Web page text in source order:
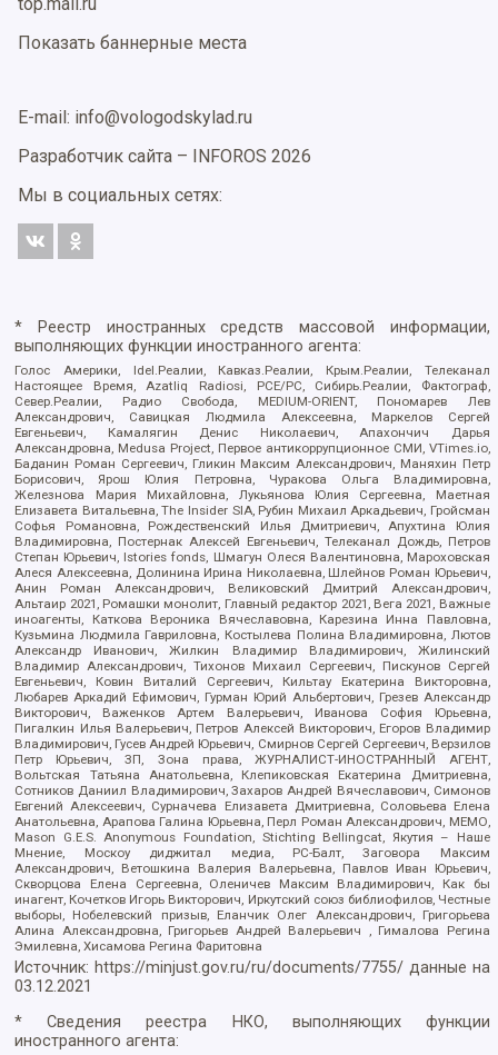
Показать баннерные места
E-mail: info@vologodskylad.ru
Разработчик сайта – INFOROS 2026
Мы в социальных сетях:
* Реестр иностранных средств массовой информации,
выполняющих функции иностранного агента:
Голос Америки, Idel.Реалии, Кавказ.Реалии, Крым.Реалии, Телеканал
Настоящее Время, Azatliq Radiosi, PCE/PC, Сибирь.Реалии, Фактограф,
Север.Реалии, Радио Свобода, MEDIUM-ORIENT, Пономарев Лев
Александрович, Савицкая Людмила Алексеевна, Маркелов Сергей
Евгеньевич, Камалягин Денис Николаевич, Апахончич Дарья
Александровна, Medusa Project, Первое антикоррупционное СМИ, VTimes.io,
Баданин Роман Сергеевич, Гликин Максим Александрович, Маняхин Петр
Борисович, Ярош Юлия Петровна, Чуракова Ольга Владимировна,
Железнова Мария Михайловна, Лукьянова Юлия Сергеевна, Маетная
Елизавета Витальевна, The Insider SIA, Рубин Михаил Аркадьевич, Гройсман
Софья Романовна, Рождественский Илья Дмитриевич, Апухтина Юлия
Владимировна, Постернак Алексей Евгеньевич, Телеканал Дождь, Петров
Степан Юрьевич, Istories fonds, Шмагун Олеся Валентиновна, Мароховская
Алеся Алексеевна, Долинина Ирина Николаевна, Шлейнов Роман Юрьевич,
Анин Роман Александрович, Великовский Дмитрий Александрович,
Альтаир 2021, Ромашки монолит, Главный редактор 2021, Вега 2021, Важные
иноагенты, Каткова Вероника Вячеславовна, Карезина Инна Павловна,
Кузьмина Людмила Гавриловна, Костылева Полина Владимировна, Лютов
Александр Иванович, Жилкин Владимир Владимирович, Жилинский
Владимир Александрович, Тихонов Михаил Сергеевич, Пискунов Сергей
Евгеньевич, Ковин Виталий Сергеевич, Кильтау Екатерина Викторовна,
Любарев Аркадий Ефимович, Гурман Юрий Альбертович, Грезев Александр
Викторович, Важенков Артем Валерьевич, Иванова София Юрьевна,
Пигалкин Илья Валерьевич, Петров Алексей Викторович, Егоров Владимир
Владимирович, Гусев Андрей Юрьевич, Смирнов Сергей Сергеевич, Верзилов
Петр Юрьевич, ЗП, Зона права, ЖУРНАЛИСТ-ИНОСТРАННЫЙ АГЕНТ,
Вольтская Татьяна Анатольевна, Клепиковская Екатерина Дмитриевна,
Сотников Даниил Владимирович, Захаров Андрей Вячеславович, Симонов
Евгений Алексеевич, Сурначева Елизавета Дмитриевна, Соловьева Елена
Анатольевна, Арапова Галина Юрьевна, Перл Роман Александрович, МЕМО,
Mason G.E.S. Anonymous Foundation, Stichting Bellingcat, Якутия – Наше
Мнение, Москоу диджитал медиа, РС-Балт, Заговора Максим
Александрович, Ветошкина Валерия Валерьевна, Павлов Иван Юрьевич,
Скворцова Елена Сергеевна, Оленичев Максим Владимирович, Как бы
инагент, Кочетков Игорь Викторович, Иркутский союз библиофилов, Честные
выборы, Нобелевский призыв, Еланчик Олег Александрович, Григорьева
Алина Александровна, Григорьев Андрей Валерьевич , Гималова Регина
Эмилевна, Хисамова Регина Фаритовна
Источник: https://minjust.gov.ru/ru/documents/7755/ данные на
03.12.2021
* Сведения реестра НКО, выполняющих функции
иностранного агента: